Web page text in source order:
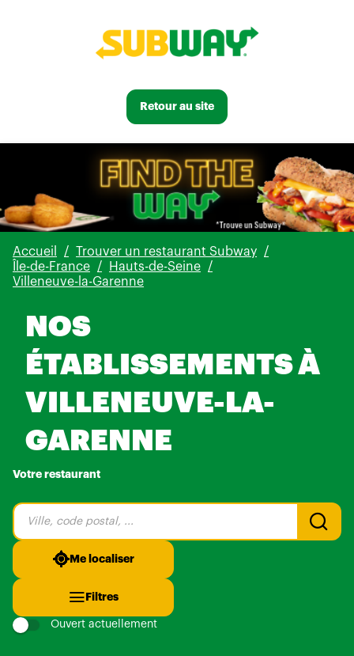
Retour au site
Accueil
Trouver un restaurant Subway
Île-de-France
Hauts-de-Seine
Villeneuve-la-Garenne
NOS
ÉTABLISSEMENTS À
VILLENEUVE-LA-
GARENNE
Votre restaurant
Veuillez
renseigner
une
adresse
Me localiser
Filtres
Ouvert actuellement